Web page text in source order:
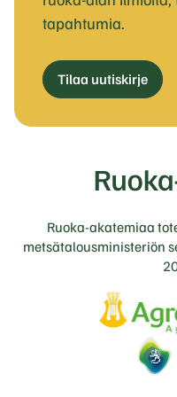
tapahtumia.
Tilaa uutiskirje
Ruoka-akatemiaa
metsätalousministeriön